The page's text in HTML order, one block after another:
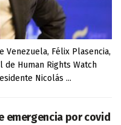
Venezuela, Félix Plasencia,
Human Rights Watch
Nicolás ...
emergencia por covid